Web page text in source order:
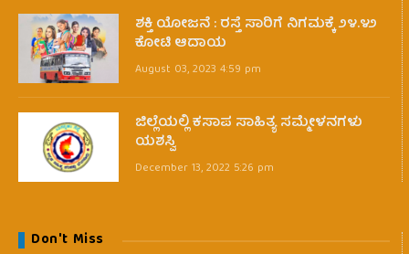
ಶಕ್ತಿ ಯೋಜನೆ : ರಸ್ತೆ ಸಾರಿಗೆ ನಿಗಮಕ್ಕೆ ೨೪.೪೨
ಕೋಟಿ ಆದಾಯ
August 03, 2023 4:59 pm
ಜಿಲ್ಲೆಯಲ್ಲಿ ಕಸಾಪ ಸಾಹಿತ್ಯ ಸಮ್ಮೇಳನಗಳು
ಯಶಸ್ವಿ
December 13, 2022 5:26 pm
Don't Miss